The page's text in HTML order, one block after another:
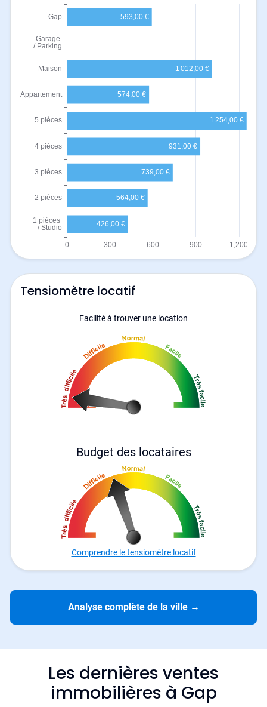
Tensiomètre locatif
Facilité à trouver une location
Budget des locataires
Comprendre le tensiomètre locatif
Analyse complète de la ville →
Les dernières ventes
immobilières à Gap